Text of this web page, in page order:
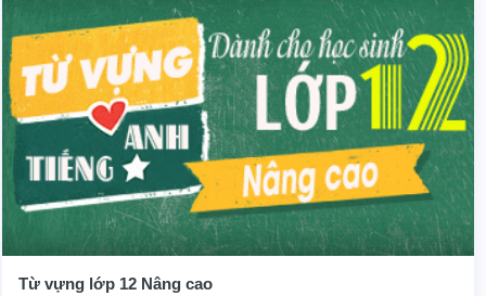
Từ vựng lớp 12 Nâng cao